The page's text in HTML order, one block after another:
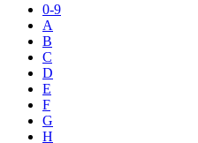
0-9
A
B
C
D
E
F
G
H